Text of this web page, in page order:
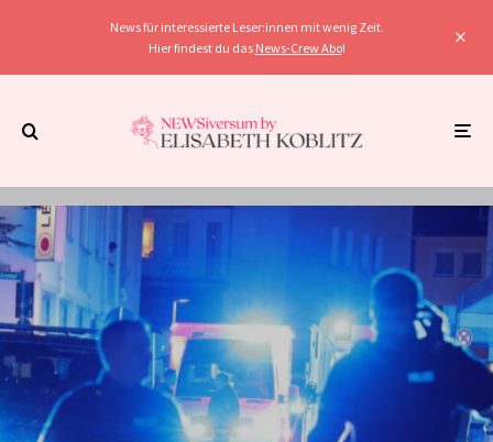
News für interessierte Leser:innen mit wenig Zeit.
Hier findest du das News-Crew Abo!